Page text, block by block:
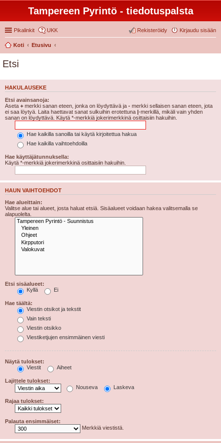
Tampereen Pyrintö - tiedotuspalsta
Pikalinkit UKK Kirjaudu sisään
Rekisteröidy
Koti Etusivu
Etsi
HAKULAUSEKE
Etsi avainsanoja:
Aseta + merkki sanan eteen, jonka on löydyttävä ja - merkki sellaisen sanan eteen, jota
ei saa löytyä. Laita haettavat sanat sulkuihin erotettuna |-merkillä, mikäli vain yhden
sanan on löydyttävä. Käytä *-merkkiä jokerimerkkinä osittaisiin hakuihin.
Hae kaikilla sanoilla tai käytä kirjoitettua hakua
Hae kaikilla vaihtoehdoilla
Hae käyttäjätunnuksella:
Käytä *-merkkiä jokerimerkkinä osittaisiin hakuihin.
HAUN VAIHTOEHDOT
Hae alueittain:
Valitse alue tai alueet, josta haluat etsiä. Sisäalueet voidaan hakea valitsemalla se
alapuolelta.
Etsi sisäalueet:
Kyllä
Ei
Hae täältä:
Viestin otsikot ja tekstit
Vain teksti
Viestin otsikko
Viestiketjujen ensimmäinen viesti
Näytä tulokset:
Viestit
Aiheet
Lajittele tulokset:
Nouseva
Laskeva
Rajaa tulokset:
Palauta ensimmäiset:
Merkkiä viestistä.